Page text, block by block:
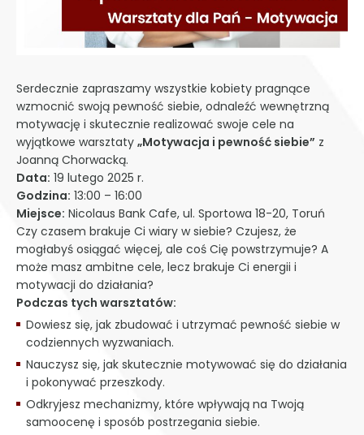
Serdecznie zapraszamy wszystkie kobiety pragnące
wzmocnić swoją pewność siebie, odnaleźć wewnętrzną
motywację i skutecznie realizować swoje cele na
wyjątkowe warsztaty „Motywacja i pewność siebie” z
Joanną Chorwacką.
Data: 19 lutego 2025 r.
Godzina: 13:00 – 16:00
Miejsce: Nicolaus Bank Cafe, ul. Sportowa 18-20, Toruń
Czy czasem brakuje Ci wiary w siebie? Czujesz, że
mogłabyś osiągać więcej, ale coś Cię powstrzymuje? A
może masz ambitne cele, lecz brakuje Ci energii i
motywacji do działania?
Podczas tych warsztatów:
Dowiesz się, jak zbudować i utrzymać pewność siebie w
codziennych wyzwaniach.
Nauczysz się, jak skutecznie motywować się do działania
i pokonywać przeszkody.
Odkryjesz mechanizmy, które wpływają na Twoją
samoocenę i sposób postrzegania siebie.